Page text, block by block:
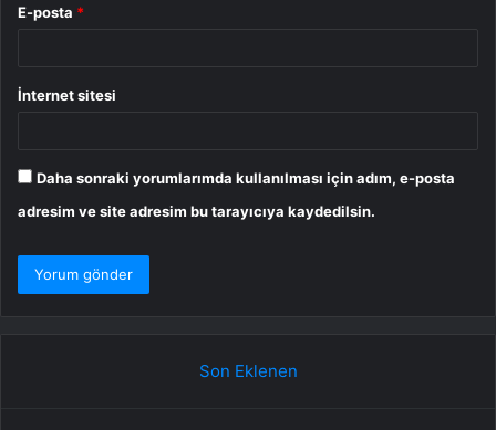
E-posta *
İnternet sitesi
Daha sonraki yorumlarımda kullanılması için adım, e-posta
adresim ve site adresim bu tarayıcıya kaydedilsin.
Son Eklenen